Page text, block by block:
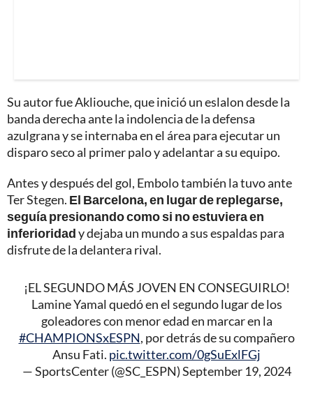
Su autor fue Akliouche, que inició un eslalon desde la
banda derecha ante la indolencia de la defensa
azulgrana y se internaba en el área para ejecutar un
disparo seco al primer palo y adelantar a su equipo.
Antes y después del gol, Embolo también la tuvo ante
Ter Stegen. El Barcelona, en lugar de replegarse,
seguía presionando como si no estuviera en
inferioridady dejaba un mundo a sus espaldas para
disfrute de la delantera rival.
¡EL SEGUNDO MÁS JOVEN EN CONSEGUIRLO!
Lamine Yamal quedó en el segundo lugar de los
goleadores con menor edad en marcar en la
#CHAMPIONSxESPN, por detrás de su compañero
Ansu Fati. pic.twitter.com/0gSuExlFGj
— SportsCenter (@SC_ESPN)September 19, 2024